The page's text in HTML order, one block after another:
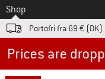
Til
Shop
Portofri fra 69 € (DK)